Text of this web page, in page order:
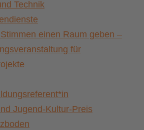
Technik
einen Raum geben –
für
Jugend-Kultur-Preis